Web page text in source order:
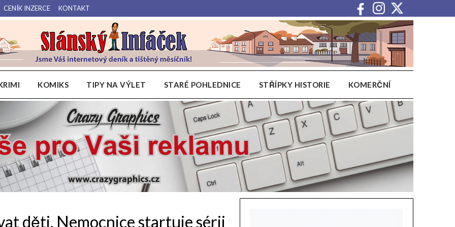
CENÍK INZERCE KONTAKT
Slánský Infáček
Váš internetový deník a tištěný měsíčník pro Slánsko, Kladensko a Lounsko.
KOMIKS TIPY NA VÝLET STARÉ POHLEDNICE STŘÍPKY HISTORIE KOMERČNÍ
děti. Nemocnice startuje sérii